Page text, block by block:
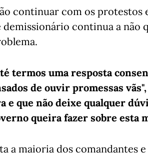
continuar com os protestos
continua a não
termos uma resposta
de ouvir promessas
e que não deixe qualquer
queira fazer sobre esta
a maioria dos comandantes e